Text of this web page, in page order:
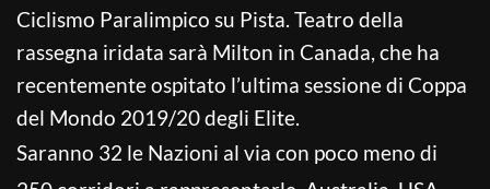
Ciclismo Paralimpico su Pista. Teatro della
rassegna iridata sarà Milton in Canada, che ha
recentemente ospitato l’ultima sessione di Coppa
del Mondo 2019/20 degli Elite.
Saranno 32 le Nazioni al via con poco meno di